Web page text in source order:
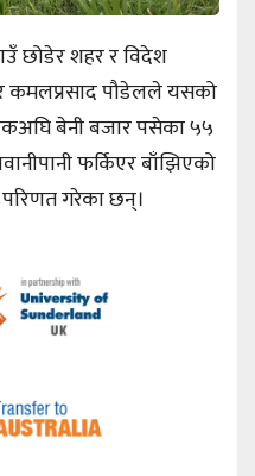
छोडेर शहर र विदेश
कमलप्रसाद पौडेलले यसको
बेनी बजार पसेका ५५
फर्किएर बाँझिएको
परिणत गरेका छन्।